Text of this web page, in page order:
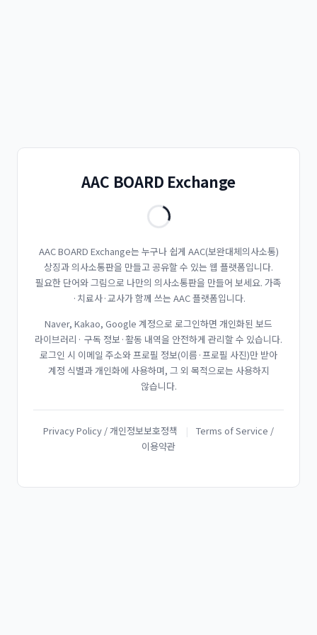
AAC BOARD Exchange
AAC BOARD Exchange는 누구나 쉽게 AAC(보완대체의사소통)
상징과 의사소통판을 만들고 공유할 수 있는 웹 플랫폼입니다.
필요한 단어와 그림으로 나만의 의사소통판을 만들어 보세요. 가족
·치료사·교사가 함께 쓰는 AAC 플랫폼입니다.
Naver, Kakao, Google 계정으로 로그인하면 개인화된 보드
라이브러리· 구독 정보·활동 내역을 안전하게 관리할 수 있습니다.
로그인 시 이메일 주소와 프로필 정보(이름·프로필 사진)만 받아
계정 식별과 개인화에 사용하며, 그 외 목적으로는 사용하지
않습니다.
Privacy Policy / 개인정보보호정책 |
Terms of Service /
이용약관